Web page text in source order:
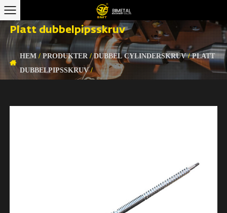
Platt dubbelpipsskruv
HEM /PRODUKTER /DUBBEL CYLINDERSKRUV/PLATT
DUBBELPIPSSKRUV/